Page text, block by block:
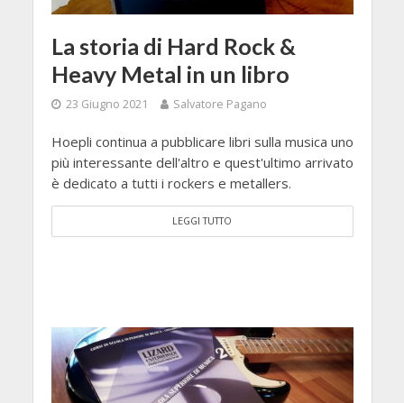
La storia di Hard Rock &
Heavy Metal in un libro
23 Giugno 2021 Salvatore Pagano
Hoepli continua a pubblicare libri sulla musica uno
più interessante dell'altro e quest'ultimo arrivato
è dedicato a tutti i rockers e metallers.
LEGGI TUTTO